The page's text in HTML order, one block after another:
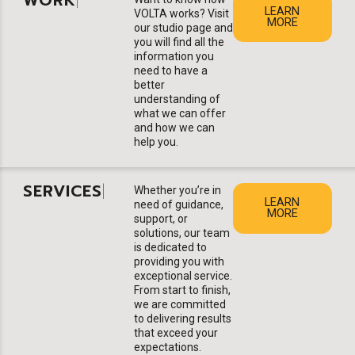
VOLTA works? Visit
our studio page and
you will find all the
information you
need to have a
better
understanding of
what we can offer
and how we can
help you.
LEARN
MORE
SERVICES|
Whether you’re in
need of guidance,
support, or
solutions, our team
is dedicated to
providing you with
exceptional service.
From start to finish,
we are committed
to delivering results
that exceed your
expectations.
LEARN
MORE